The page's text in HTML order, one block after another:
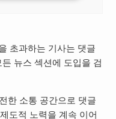
초과하는 기사는 댓글
뉴스 섹션에 도입을 검
한 소통 공간으로 댓글
도적 노력을 계속 이어